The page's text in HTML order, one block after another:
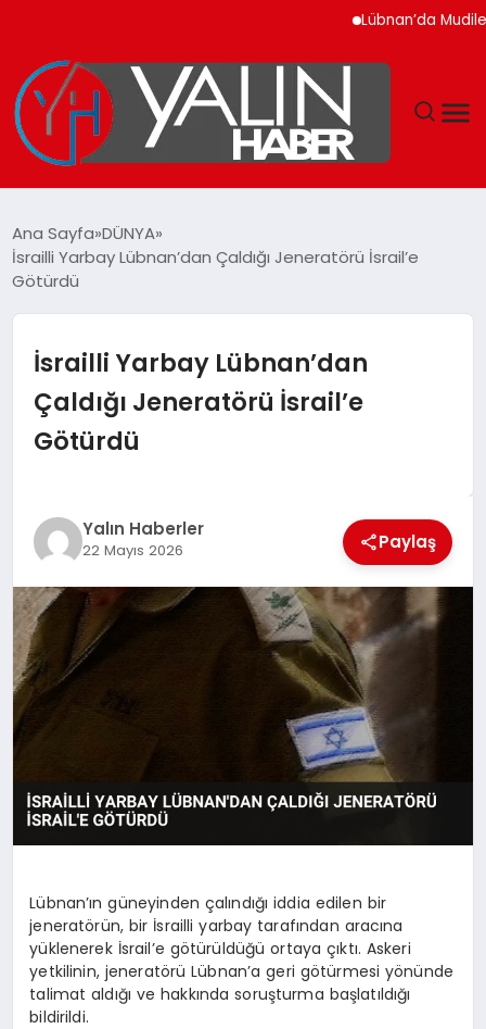
Lübnan’da Mudiler
SPOR
YAŞAM
TEKNOLOJİ
MAGAZİN
SAĞLIK
Ana Sayfa DÜNYA
İsrailli Yarbay Lübnan’dan Çaldığı Jeneratörü İsrail’e
Götürdü
İsrailli Yarbay Lübnan’dan
Çaldığı Jeneratörü İsrail’e
Götürdü
Yalın Haberler
22 Mayıs 2026 Paylaş
Lübnan’ın güneyinden çalındığı iddia edilen bir
jeneratörün, bir İsrailli yarbay tarafından aracına
yüklenerek İsrail’e götürüldüğü ortaya çıktı. Askeri
yetkilinin, jeneratörü Lübnan’a geri götürmesi yönünde
talimat aldığı ve hakkında soruşturma başlatıldığı
bildirildi.